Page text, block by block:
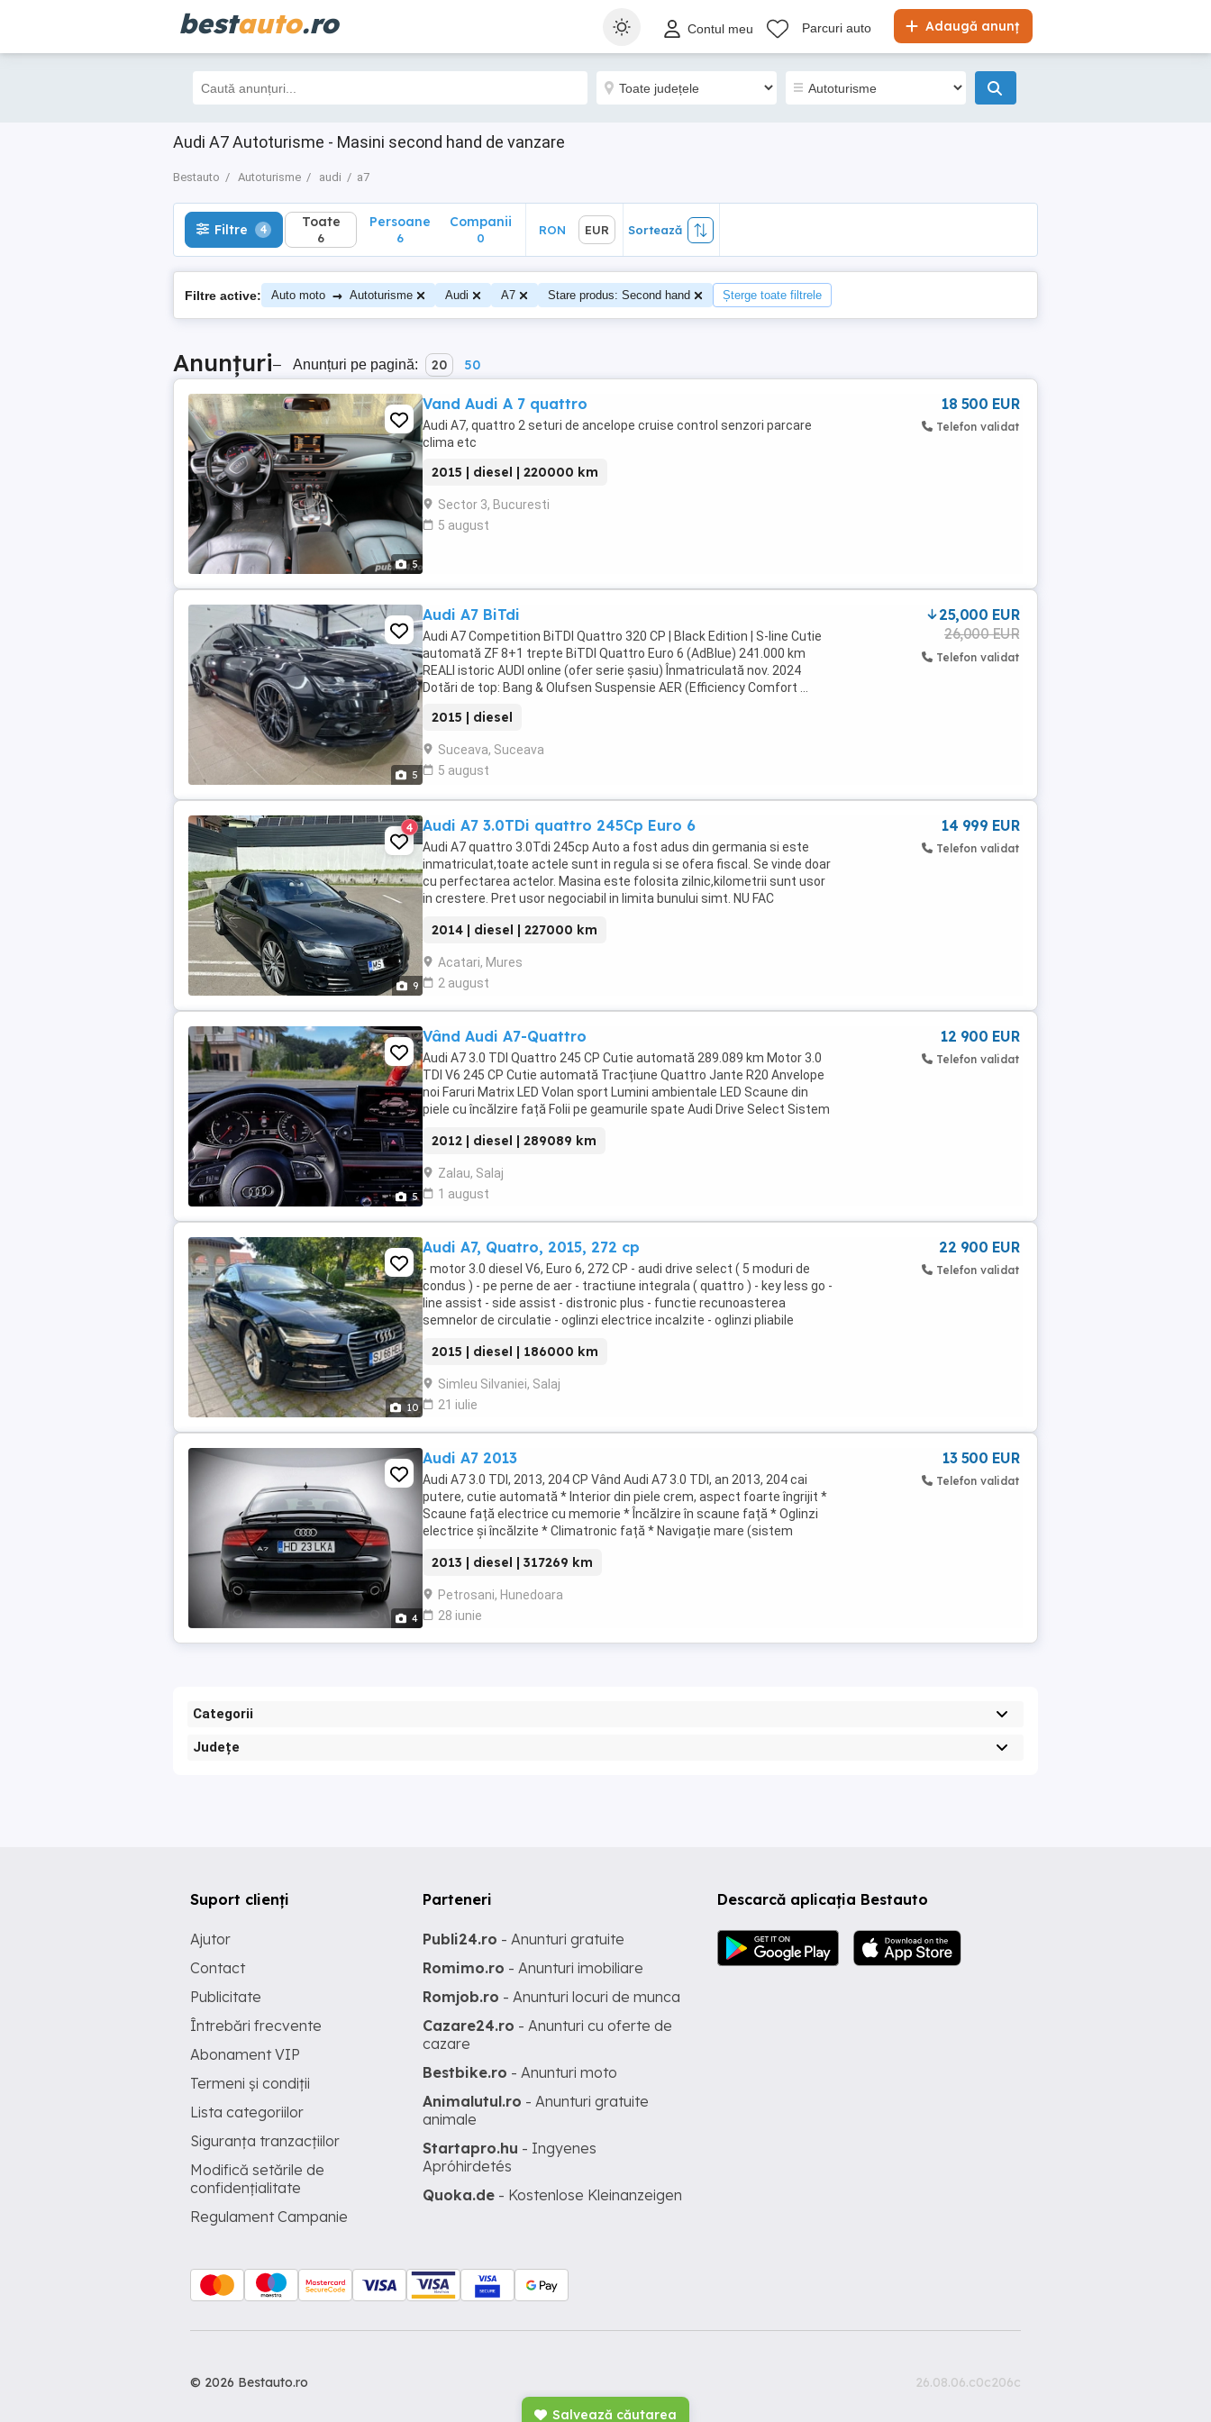
bestauto.ro Adaugă anunț
Contul meu Parcuri auto
Audi A7 Autoturisme - Masini second hand de vanzare
Bestauto Autoturisme audi a7
Filtre 4 Toate
6
Sortează
Filtre 4 Toate
6
Persoane
6
Companii
0
RON EUR Sortează
Filtre active: Auto moto → Autoturisme Audi A7 Stare produs: Second hand Șterge toate filtrele
Anunțuri– Anunțuri pe pagină: 20 50
5
Vand Audi A 7 quattro
Audi A7, quattro 2 seturi de ancelope cruise control senzori parcare
clima etc
2015 | diesel | 220000 km
Sector 3, Bucuresti
5 august
18 500 EUR
Telefon validat
5
Audi A7 BiTdi
Audi A7 Competition BiTDI Quattro 320 CP | Black Edition | S-line Cutie
automată ZF 8+1 trepte BiTDI Quattro Euro 6 (AdBlue) 241.000 km
REALI istoric AUDI online (ofer serie șasiu) Înmatriculată nov. 2024
Dotări de top: Bang & Olufsen Suspensie AER (Efficiency Comfort ...
2015 | diesel
Suceava, Suceava
5 august
25,000 EUR
26,000 EUR
Telefon validat
9
4 Audi A7 3.0TDi quattro 245Cp Euro 6
Audi A7 quattro 3.0Tdi 245cp Auto a fost adus din germania si este
inmatriculat,toate actele sunt in regula si se ofera fiscal. Se vinde doar
cu perfectarea actelor. Masina este folosita zilnic,kilometrii sunt usor
in crestere. Pret usor negociabil in limita bunului simt. NU FAC
2014 | diesel | 227000 km
Acatari, Mures
2 august
14 999 EUR
Telefon validat
5
Vând Audi A7-Quattro
Audi A7 3.0 TDI Quattro 245 CP Cutie automată 289.089 km Motor 3.0
TDI V6 245 CP Cutie automată Tracțiune Quattro Jante R20 Anvelope
noi Faruri Matrix LED Volan sport Lumini ambientale LED Scaune din
piele cu încălzire față Folii pe geamurile spate Audi Drive Select Sistem
2012 | diesel | 289089 km
Zalau, Salaj
1 august
12 900 EUR
Telefon validat
10
Audi A7, Quatro, 2015, 272 cp
- motor 3.0 diesel V6, Euro 6, 272 CP - audi drive select ( 5 moduri de
condus ) - pe perne de aer - tractiune integrala ( quattro ) - key less go -
line assist - side assist - distronic plus - functie recunoasterea
semnelor de circulatie - oglinzi electrice incalzite - oglinzi pliabile
2015 | diesel | 186000 km
Simleu Silvaniei, Salaj
21 iulie
22 900 EUR
Telefon validat
4
Audi A7 2013
Audi A7 3.0 TDI, 2013, 204 CP Vând Audi A7 3.0 TDI, an 2013, 204 cai
putere, cutie automată * Interior din piele crem, aspect foarte îngrijit *
Scaune față electrice cu memorie * Încălzire în scaune față * Oglinzi
electrice și încălzite * Climatronic față * Navigație mare (sistem
2013 | diesel | 317269 km
Petrosani, Hunedoara
28 iunie
13 500 EUR
Telefon validat
Categorii
Județe
Salvează căutarea
Descarcă aplicația Bestauto
Suport clienți
Ajutor
Contact
Publicitate
Întrebări frecvente
Abonament VIP
Termeni și condiții
Lista categoriilor
Siguranța tranzacțiilor
Modifică setările de
confidențialitate
Regulament Campanie
Parteneri
Publi24.ro - Anunturi gratuite
Romimo.ro - Anunturi imobiliare
Romjob.ro - Anunturi locuri de munca
Cazare24.ro - Anunturi cu oferte de
cazare
Bestbike.ro - Anunturi moto
Animalutul.ro - Anunturi gratuite
animale
Startapro.hu - Ingyenes
Apróhirdetés
Quoka.de - Kostenlose Kleinanzeigen
© 2026 Bestauto.ro 26.08.06.c0c206c